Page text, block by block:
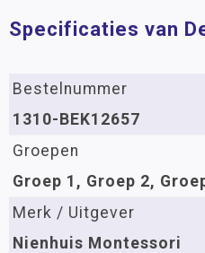
Specificaties van
Bestelnummer
1310-BEK12657
Groepen
Groep 1, Groep 2,
Merk / Uitgever
Nienhuis Montessori